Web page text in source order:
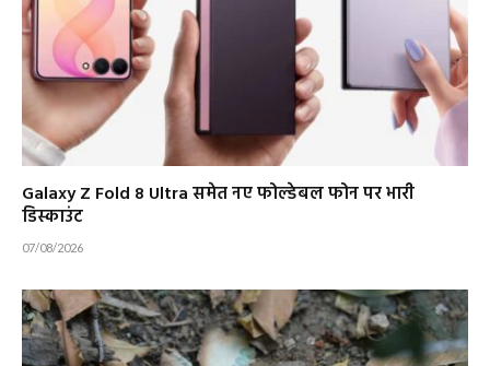
Galaxy Z Fold 8 Ultra समेत नए फोल्डेबल फोन पर भारी
डिस्काउंट
07/08/2026